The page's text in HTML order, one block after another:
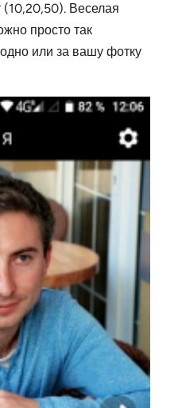
(10,20,50). Веселая
просто так
или за вашу фотку